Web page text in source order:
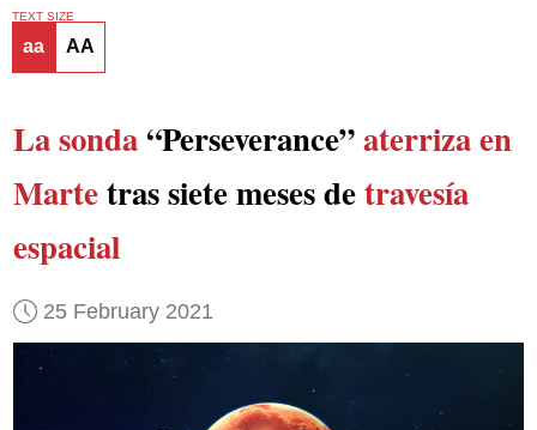
TEXT SIZE
aa AA
La sonda“Perseverance”aterriza en
Martetras siete meses detravesía
espacial
25 February 2021